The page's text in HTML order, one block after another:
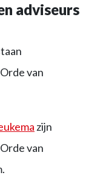
adviseurs
van
zijn
van